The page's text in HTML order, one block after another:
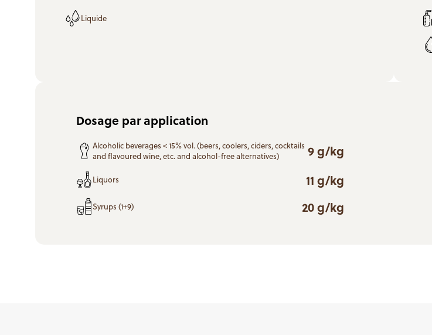
Liquide
Dosage par application
Alcoholic beverages < 15% vol. (beers, coolers, ciders, cocktails
and flavoured wine, etc. and alcohol-free alternatives)
9 g/kg
Liquors 11 g/kg
Syrups (1+9) 20 g/kg